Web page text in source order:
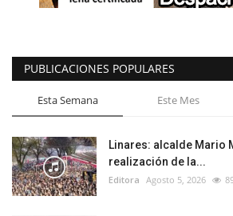
PUBLICACIONES POPULARES
Esta Semana Este Mes
Linares: alcalde Mario
realización de la...
Editora Agosto 5, 2026